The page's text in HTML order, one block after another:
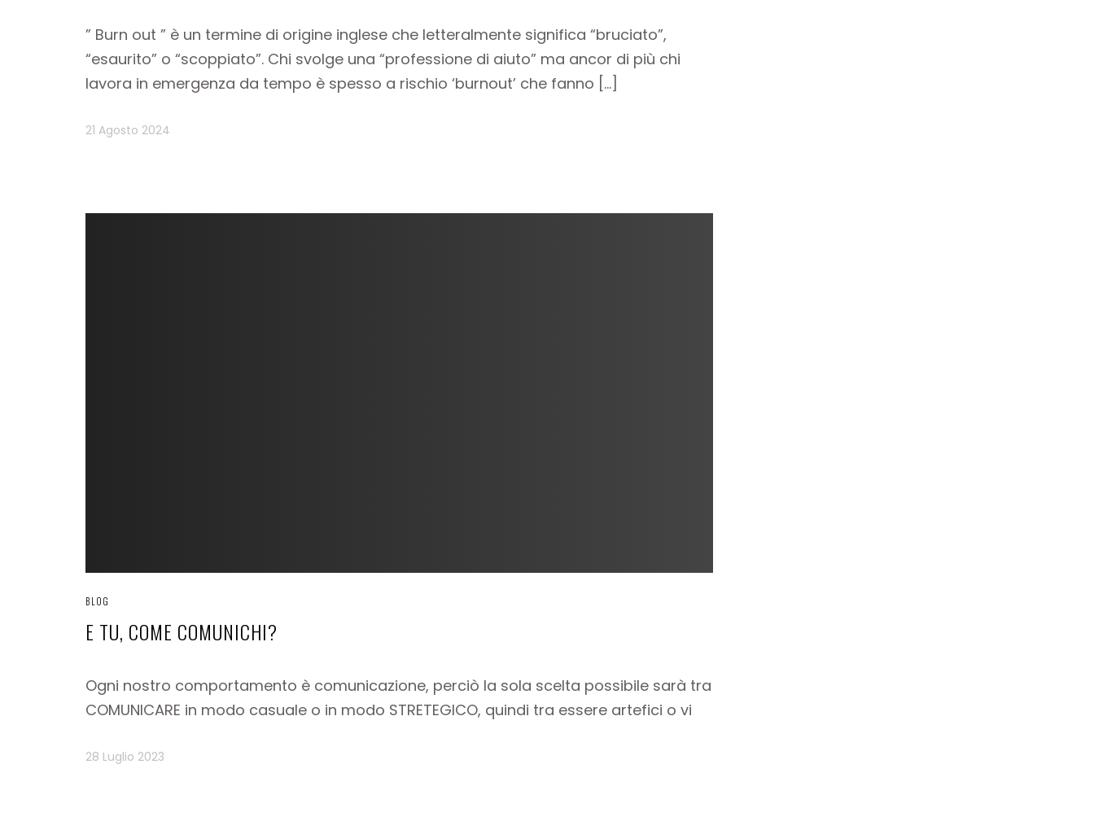
” Burn out ” è un termine di origine inglese che letteralmente significa “bruciato”,
“esaurito” o “scoppiato”. Chi svolge una “professione di aiuto” ma ancor di più chi
lavora in emergenza da tempo è spesso a rischio ‘burnout’ che fanno […]
21 Agosto 2024
BLOG
E TU, COME COMUNICHI?
Ogni nostro comportamento è comunicazione, perciò la sola scelta possibile sarà tra
COMUNICARE in modo casuale o in modo STRETEGICO, quindi tra essere artefici o vi
28 Luglio 2023